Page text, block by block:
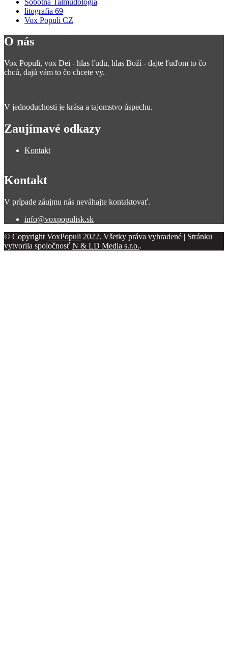
litografia 69
Vox Populi CZ
O nás
Vox Populi, vox Dei - hlas ľudu, hlas Boží - dajte ľuďom to čo
chcú, dajú vám to čo chcete vy.
V jednoduchosti je krása a tajomstvo úspechu.
Zaujímavé odkazy
Kontakt
Kontakt
V prípade záujmu nás neváhajte kontaktovať.
info@voxpopulisk.sk
© Copyright VoxPopuli 2022. Všetky práva vyhradené | Stránku
vytvorila spoločnosť N & LD Media s.r.o..